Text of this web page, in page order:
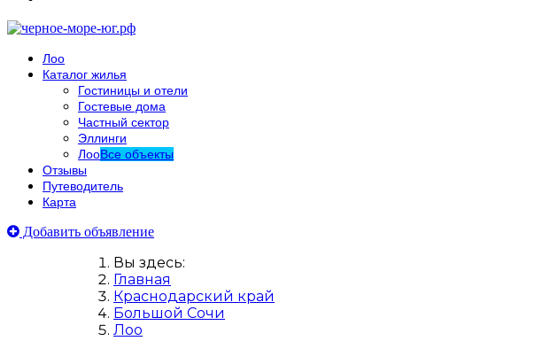
Лоо
Каталог жилья
Гостиницы и отели
Гостевые дома
Частный сектор
Эллинги
ЛооВсе объекты
Отзывы
Путеводитель
Карта
Добавить объявление
Вы здесь:
Главная
Краснодарский край
Большой Сочи
Лоо